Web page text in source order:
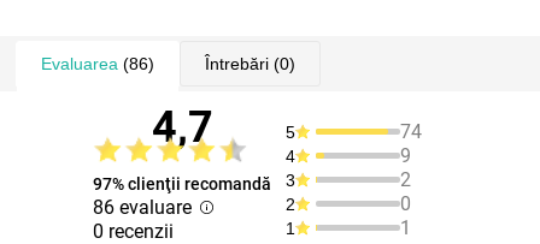
Evaluarea (86) Întrebări(0)
4,7
97% clienţii recomandă
86 evaluare
0 recenzii
5 74
4 9
3 2
2 0
1 1